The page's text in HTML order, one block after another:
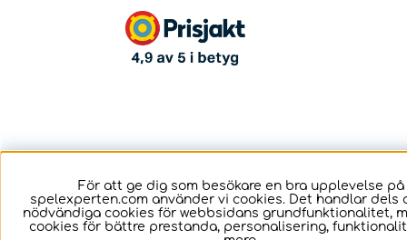
För att ge dig som besökare en bra upplevelse på
spelexperten.com använder vi cookies. Det handlar dels
nödvändiga cookies för webbsidans grundfunktionalitet,
cookies för bättre prestanda, personalisering,